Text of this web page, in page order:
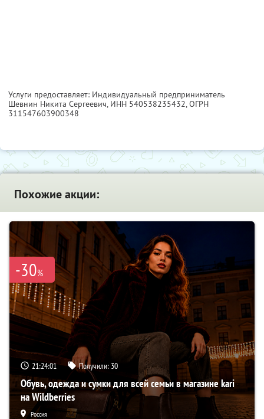
Услуги предоставляет: Индивидуальный предприниматель
Шевнин Никита Сергеевич, ИНН 540538235432, ОГРН
311547603900348
Похожие акции:
-30%
21:23:59 Получили: 30
Обувь, одежда и сумки для всей семьи в магазине kari
на Wildberries
Россия